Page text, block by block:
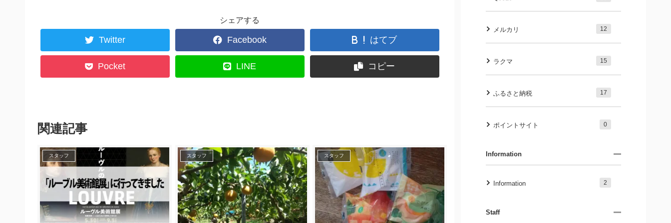
シェアする
Twitter Facebook はてブ
Pocket LINE コピー
関連記事
スタッフ スタッフ スタッフ
メルカリ 12
ラクマ 15
ふるさと納税 17
ポイントサイト 0
Information
Information 2
Staff